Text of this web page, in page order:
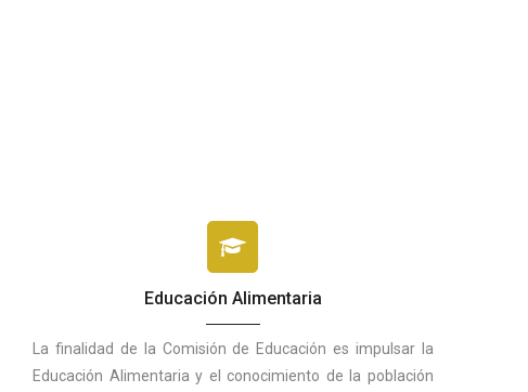
Educación Alimentaria
La finalidad de la Comisión de Educación es impulsar la
Educación Alimentaria y el conocimiento de la población